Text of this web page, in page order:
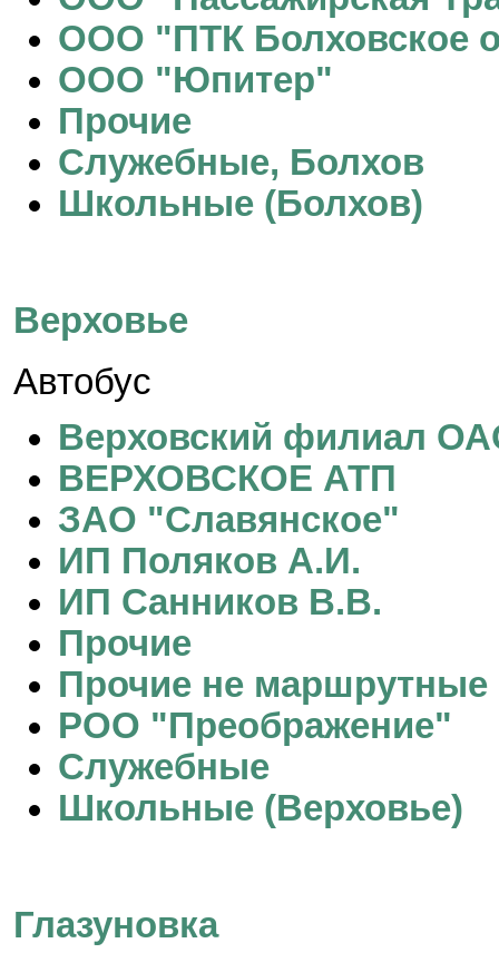
ООО "ПТК Болховское
ООО "Юпитер"
Прочие
Служебные, Болхов
Школьные (Болхов)
Верховье
Автобус
Верховский филиал
ВЕРХОВСКОЕ АТП
ЗАО "Славянское"
ИП Поляков А.И.
ИП Санников В.В.
Прочие
Прочие не маршрутные
РОО "Преображение"
Служебные
Школьные (Верховье)
Глазуновка